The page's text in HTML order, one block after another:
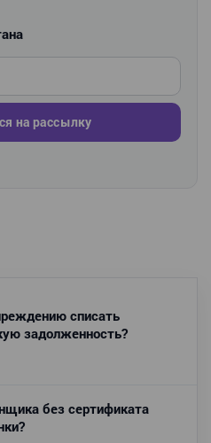
на рассылку
списать
задолженность?
без сертификата